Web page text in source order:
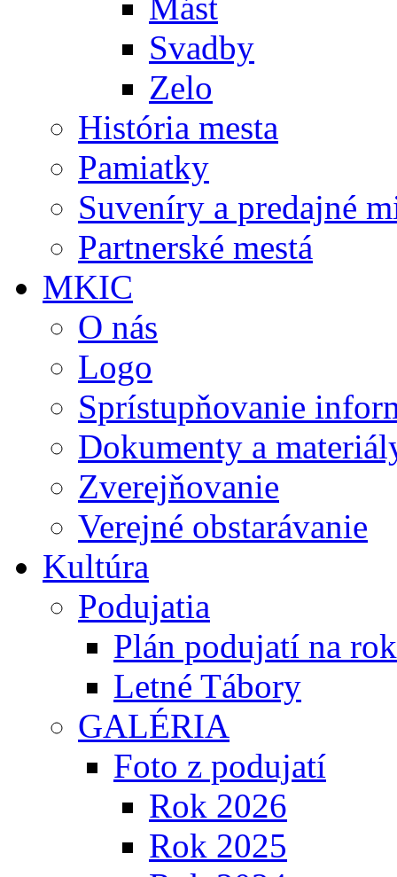
Mást
Svadby
Zelo
História mesta
Pamiatky
Suveníry a predajné
Partnerské mestá
MKIC
O nás
Logo
Sprístupňovanie
Dokumenty a
Zverejňovanie
Verejné obstarávanie
Kultúra
Podujatia
Plán podujatí na
Letné Tábory
GALÉRIA
Foto z podujatí
Rok 2026
Rok 2025